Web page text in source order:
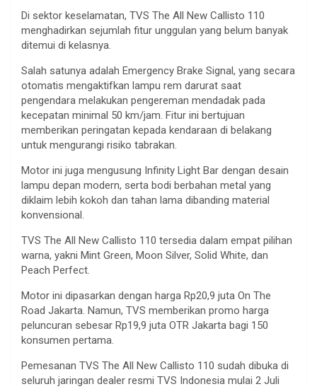
Di sektor keselamatan, TVS The All New Callisto 110
menghadirkan sejumlah fitur unggulan yang belum banyak
ditemui di kelasnya.
Salah satunya adalah Emergency Brake Signal, yang secara
otomatis mengaktifkan lampu rem darurat saat
pengendara melakukan pengereman mendadak pada
kecepatan minimal 50 km/jam. Fitur ini bertujuan
memberikan peringatan kepada kendaraan di belakang
untuk mengurangi risiko tabrakan.
Motor ini juga mengusung Infinity Light Bar dengan desain
lampu depan modern, serta bodi berbahan metal yang
diklaim lebih kokoh dan tahan lama dibanding material
konvensional.
TVS The All New Callisto 110 tersedia dalam empat pilihan
warna, yakni Mint Green, Moon Silver, Solid White, dan
Peach Perfect.
Motor ini dipasarkan dengan harga Rp20,9 juta On The
Road Jakarta. Namun, TVS memberikan promo harga
peluncuran sebesar Rp19,9 juta OTR Jakarta bagi 150
konsumen pertama.
Pemesanan TVS The All New Callisto 110 sudah dibuka di
seluruh jaringan dealer resmi TVS Indonesia mulai 2 Juli